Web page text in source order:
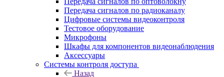
Передача сигналов по радиоканалу
Цифровые системы видеоконтроля
Тестовое оборудование
Микрофоны
Шкафы для компонентов видеонаблюдения
Аксессуары
Системы контроля доступа
Назад